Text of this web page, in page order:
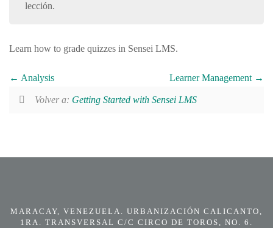
lección.
Learn how to grade quizzes in Sensei LMS.
Analysis Learner Management
Volver a: Getting Started with Sensei LMS
MARACAY, VENEZUELA. URBANIZACIÓN CALICANTO,
1RA. TRANSVERSAL C/C CIRCO DE TOROS, NO. 6.